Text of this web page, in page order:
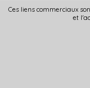
Ces liens commerciaux
et